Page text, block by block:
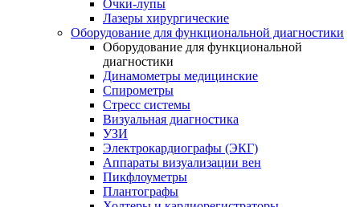
Очки-лупы
Лазеры хирургические
Оборудование для функциональной диагностики
Оборудование для функциональной
диагностики
Динамометры медицинские
Спирометры
Стресс системы
Визуальная диагностика
УЗИ
Электрокардиографы (ЭКГ)
Аппараты визуализации вен
Пикфлоуметры
Плантографы